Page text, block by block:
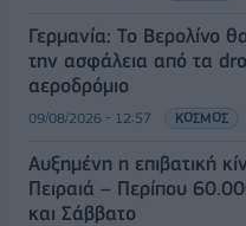
Γερμανία: Το Βερολίνο
την ασφάλεια από τα
αεροδρόμιο
09/08/2026 - 12:57 ΚΟΣΜΟΣ
Αυξημένη η επιβατική
Πειραιά – Περίπου
και Σάββατο